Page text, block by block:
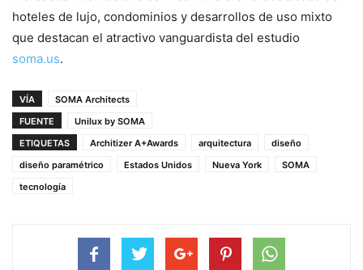
hoteles de lujo, condominios y desarrollos de uso mixto
que destacan el atractivo vanguardista del estudio
soma.us.
VÍA
SOMA Architects
FUENTE
Unilux by SOMA
ETIQUETAS
Architizer A+Awards arquitectura
diseño
diseño paramétrico
Estados Unidos Nueva York
SOMA
tecnología